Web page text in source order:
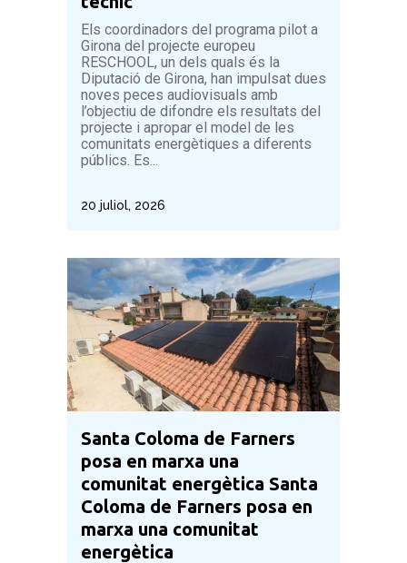
Els coordinadors del programa pilot a
Girona del projecte europeu
RESCHOOL, un dels quals és la
Diputació de Girona, han impulsat dues
noves peces audiovisuals amb
l’objectiu de difondre els resultats del
projecte i apropar el model de les
comunitats energètiques a diferents
públics. Es...
20 juliol, 2026
Santa Coloma de Farners
posa en marxa una
comunitat energètica Santa
Coloma de Farners posa en
marxa una comunitat
energètica